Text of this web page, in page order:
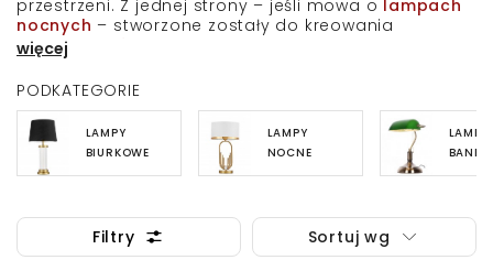
przestrzeni. Z jednej strony – jeśli mowa o lampach
nocnych – stworzone zostały do kreowania
nastrojowości
uwagę
punktowe, mocne światło
pracy.Lampy stołoweodnajdą się praktycznie w
każdej przestrzeni – odsypialni, gabinetu
czy
pokoju dziecka , poprzezkuchnię i
, po
przestronne
domu lub mieszkania.
elementów, a część produktów zdobią abażury z
wysokiej jakości, mocnej tkaniny. Różnorodność
więcej
PODKATEGORIE
LAMPY
BIURKOWE
LAMPY
NOCNE
LAMPY
Filtry
Sortuj wg